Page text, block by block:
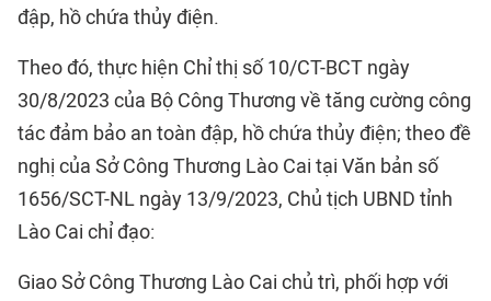
đập, hồ chứa thủy điện.
Theo đó, thực hiện Chỉ thị số 10/CT-BCT ngày
30/8/2023 của Bộ Công Thương về tăng cường công
tác đảm bảo an toàn đập, hồ chứa thủy điện; theo đề
nghị của Sở Công Thương Lào Cai tại Văn bản số
1656/SCT-NL ngày 13/9/2023, Chủ tịch UBND tỉnh
Lào Cai chỉ đạo:
Giao Sở Công Thương Lào Cai chủ trì, phối hợp với